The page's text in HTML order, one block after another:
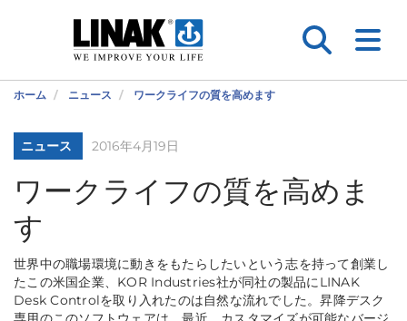
ホーム ニュース ワークライフの質を高めます
ニュース 2016年4月19日
ワークライフの質を高めま
す
世界中の職場環境に動きをもたらしたいという志を持って創業し
たこの米国企業、KOR Industries社が同社の製品にLINAK
Desk Controlを取り入れたのは自然な流れでした。昇降デスク